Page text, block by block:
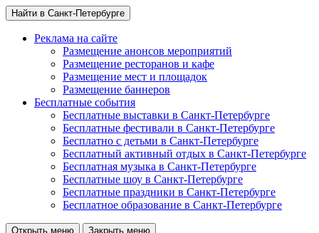
Найти в Санкт-Петербурге
Реклама на сайте
Размещение анонсов мероприятий
Размещение ресторанов и кафе
Размещение мест и площадок
Размещение баннеров
Бесплатные события
Бесплатные выставки в Санкт-Петербурге
Бесплатные фестивали в Санкт-Петербурге
Бесплатно с детьми в Санкт-Петербурге
Бесплатный активный отдых в Санкт-Петербурге
Бесплатная музыка в Санкт-Петербурге
Бесплатные шоу в Санкт-Петербурге
Бесплатные праздники в Санкт-Петербурге
Бесплатное образование в Санкт-Петербурге
Открыть меню Закрыть меню